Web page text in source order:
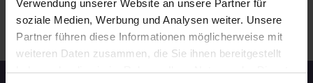
Verwendung unserer Website an unsere Partner für
soziale Medien, Werbung und Analysen weiter. Unsere
Partner führen diese Informationen möglicherweise mit
weiteren Daten zusammen, die Sie ihnen bereitgestellt
haben oder die sie im Rahmen Ihrer Nutzung der Dienste
WEITERE EVENTS IN MANNHEIM .